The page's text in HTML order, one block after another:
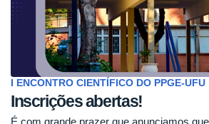
I ENCONTRO CIENTÍFICO DO PPGE-UFU
Inscrições abertas!
É com grande prazer que anunciamos